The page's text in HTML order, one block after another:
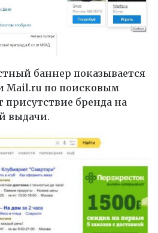
баннер показывается
Mail.ru по поисковым
присутствие бренда на
выдачи.